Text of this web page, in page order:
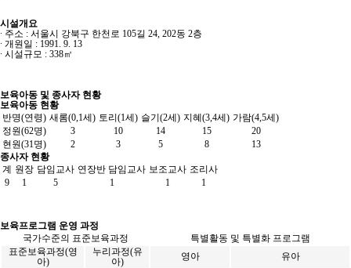
시설개요
∙ 주소 : 서울시 강북구 한천로 105길 24, 202동 2층
∙ 개원일 : 1991. 9. 13
∙ 시설규모 : 338㎡
보육아동 및 종사자 현황
보육아동 현황
반명(연령) 새롬(0,1세) 토리(1세) 슬기(2세) 지혜(3,4세) 가람(4,5세)
정원(62명)
3 10 14 15
20
현원(31명)
2 3 5 8
13
종사자 현황
계
원장 담임교사 연장반 담임교사 보조교사 조리사
9
1 5 1 1 1
보육프로그램 운영 과정
국가수준의 표준보육과정
특별활동 및 특별화 프로그램
표준보육과정(영
아)
누리과정(유
아)
영아
유아